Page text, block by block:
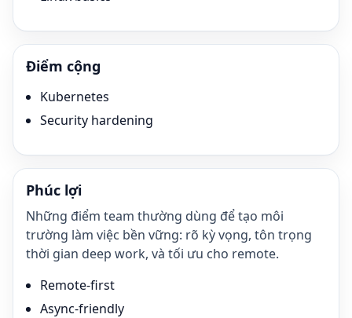
Điểm cộng
Kubernetes
Security hardening
Phúc lợi
Những điểm team thường dùng để tạo môi
trường làm việc bền vững: rõ kỳ vọng, tôn trọng
thời gian deep work, và tối ưu cho remote.
Remote-first
Async-friendly